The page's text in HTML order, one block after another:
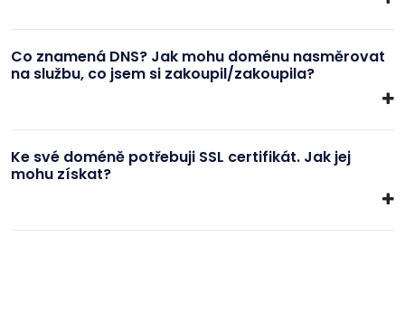
Co znamená DNS? Jak mohu doménu nasměrovat
na službu, co jsem si zakoupil/zakoupila?
Ke své doméně potřebuji SSL certifikát. Jak jej
mohu získat?